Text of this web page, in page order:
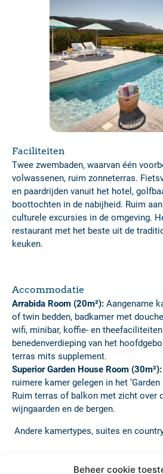
Beheer cookie
Faciliteiten
Twee zwembaden, waarvan één
volwassenen, ruim zonneterras.
en paardrijden vanuit het hotel,
boottochten in de nabijheid. Ruim
culturele excursies in de omgeving.
restaurant met het beste uit de
keuken.
Accommodatie
Arrabida Room (20m²): Aangename
of twin bedden, badkamer met
wifi, minibar, koffie- en
benedenverdieping van het
terras mits supplement.
Superior Garden House Room (30m²):
ruimere kamer gelegen in het ‘Garden
Ruim terras of balkon met zicht over
wijngaarden en de bergen.
Andere kamertypes, suites en